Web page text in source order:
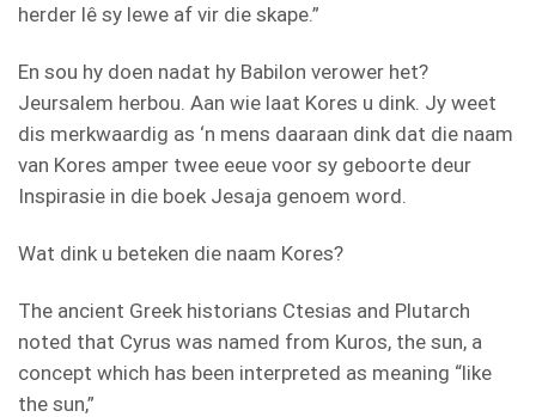
herder lê sy lewe af vir die skape.”
En sou hy doen nadat hy Babilon verower het?
Jeursalem herbou. Aan wie laat Kores u dink. Jy weet
dis merkwaardig as ‘n mens daaraan dink dat die naam
van Kores amper twee eeue voor sy geboorte deur
Inspirasie in die boek Jesaja genoem word.
Wat dink u beteken die naam Kores?
The ancient Greek historians Ctesias and Plutarch
noted that Cyrus was named from Kuros, the sun, a
concept which has been interpreted as meaning “like
the sun,”